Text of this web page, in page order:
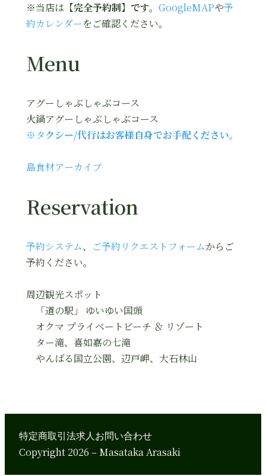
※当店は 【完全予約制】です。 GoogleMAPや予
約カレンダーをご確認ください。
Menu
アグーしゃぶしゃぶコース
火鍋アグーしゃぶしゃぶコース
※タクシー/代行はお客様自身でお手配ください。
島食材アーカイブ
Reservation
予約システム、 ご予約リクエストフォームからご
予約ください。
周辺観光スポット
「道の駅」 ゆいゆい国頭
オクマ プライベートビーチ ＆ リゾート
ター滝、喜如嘉の七滝
やんばる国立公園、辺戸岬、大石林山
特定商取引法求人お問い合わせ
Copyright 2026 – Masataka Arasaki